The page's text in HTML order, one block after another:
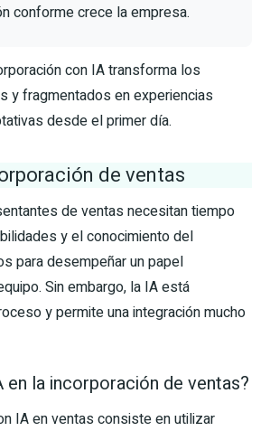
conforme crece la empresa.
con IA transforma los
y fragmentados en experiencias
desde el primer día.
de ventas
de ventas necesitan tiempo
y el conocimiento del
para desempeñar un papel
Sin embargo, la IA está
y permite una integración mucho
en la incorporación de ventas?
IA en ventas consiste en utilizar